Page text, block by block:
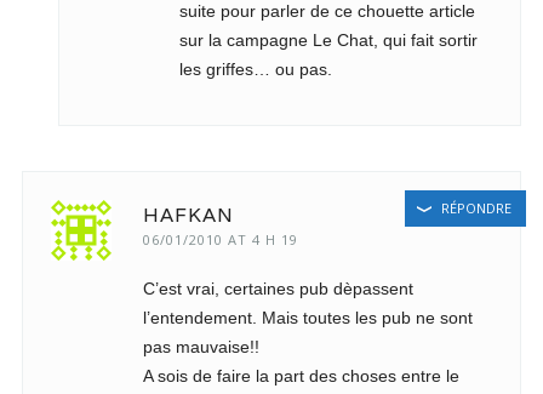
suite pour parler de ce chouette article
sur la campagne Le Chat, qui fait sortir
les griffes… ou pas.
HAFKAN
06/01/2010 AT 4 H 19
C’est vrai, certaines pub dèpassent
l’entendement. Mais toutes les pub ne sont
pas mauvaise!!
A sois de faire la part des choses entre le
RÉPONDRE